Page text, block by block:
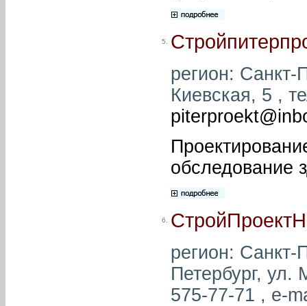
5.
регион: Санкт-
Киевская, 5 ,
обследование
6.
регион: Санкт-
Петербург, ул.
575-77-71 , e-